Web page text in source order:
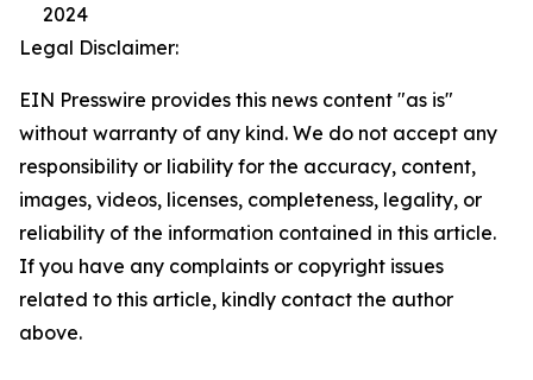
2024
Legal Disclaimer:
EIN Presswire provides this news content "as is"
without warranty of any kind. We do not accept any
responsibility or liability for the accuracy, content,
images, videos, licenses, completeness, legality, or
reliability of the information contained in this article.
If you have any complaints or copyright issues
related to this article, kindly contact the author
above.